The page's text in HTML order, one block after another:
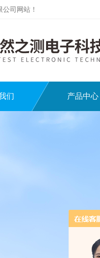
司网站！
们 产品中心